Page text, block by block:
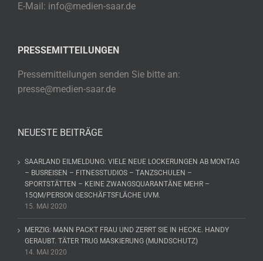
E-Mail: info@medien-saar.de
PRESSEMITTEILUNGEN
Pressemitteilungen senden Sie bitte an:
presse@medien-saar.de
NEUESTE BEITRÄGE
SAARLAND EILMELDUNG: VIELE NEUE LOCKERUNGEN AB MONTAG
– BUSREISEN – FITNESSTUDIOS – TANZSCHULEN –
SPORTSTÄTTEN – KEINE ZWANGSQUARANTÄNE MEHR –
15QM/PERSON GESCHÄFTSFLÄCHE UVM.
15. MAI 2020
MERZIG: MANN PACKT FRAU UND ZERRT SIE IN HECKE. HANDY
GERAUBT. TÄTER TRUG MASKIERUNG (MUNDSCHUTZ)
14. MAI 2020